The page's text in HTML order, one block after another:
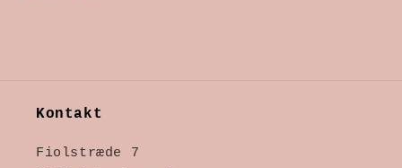
Kontakt
Fiolstræde 7